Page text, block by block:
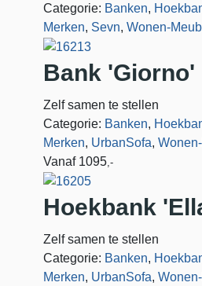
Categorie: Banken,
Merken, Sevn, Wonen-
Bank 'Giorno'
Zelf samen te stellen
Categorie: Banken,
Merken, UrbanSofa,
Vanaf 1095 ,-
Hoekbank
Zelf samen te stellen
Categorie: Banken,
Merken, UrbanSofa,